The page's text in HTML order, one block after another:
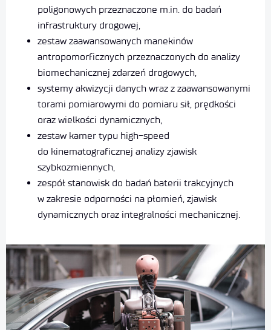
poligonowych przeznaczone m.in. do badań
infrastruktury drogowej,
zestaw zaawansowanych manekinów
antropomorficznych przeznaczonych do analizy
biomechanicznej zdarzeń drogowych,
systemy akwizycji danych wraz z zaawansowanymi
torami pomiarowymi do pomiaru sił, prędkości
oraz wielkości dynamicznych,
zestaw kamer typu high-speed
do kinematograficznej analizy zjawisk
szybkozmiennych,
zespół stanowisk do badań baterii trakcyjnych
w zakresie odporności na płomień, zjawisk
dynamicznych oraz integralności mechanicznej.